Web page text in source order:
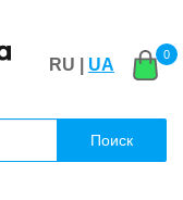
RU | UA
0
Поиск